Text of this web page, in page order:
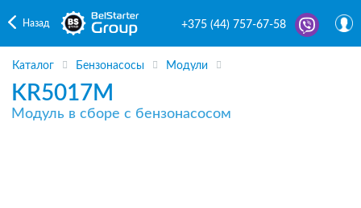
Назад +375 (44) 757-67-58
Каталог Бензонасосы Модули
KR5017M
Модуль в сборе с бензонасосом